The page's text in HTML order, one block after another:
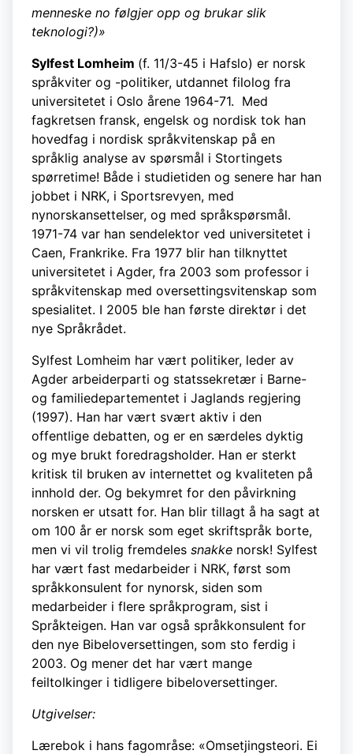
menneske no følgjer opp og brukar slik
teknologi?)»
Sylfest Lomheim (f. 11/3-45 i Hafslo) er norsk
språkviter og -politiker, utdannet filolog fra
universitetet i Oslo årene 1964-71. Med
fagkretsen fransk, engelsk og nordisk tok han
hovedfag i nordisk språkvitenskap på en
språklig analyse av spørsmål i Stortingets
spørretime! Både i studietiden og senere har han
jobbet i NRK, i Sportsrevyen, med
nynorskansettelser, og med språkspørsmål.
1971-74 var han sendelektor ved universitetet i
Caen, Frankrike. Fra 1977 blir han tilknyttet
universitetet i Agder, fra 2003 som professor i
språkvitenskap med oversettingsvitenskap som
spesialitet. I 2005 ble han første direktør i det
nye Språkrådet.
Sylfest Lomheim har vært politiker, leder av
Agder arbeiderparti og statssekretær i Barne-
og familiedepartementet i Jaglands regjering
(1997). Han har vært svært aktiv i den
offentlige debatten, og er en særdeles dyktig
og mye brukt foredragsholder. Han er sterkt
kritisk til bruken av internettet og kvaliteten på
innhold der. Og bekymret for den påvirkning
norsken er utsatt for. Han blir tillagt å ha sagt at
om 100 år er norsk som eget skriftspråk borte,
men vi vil trolig fremdeles snakke norsk! Sylfest
har vært fast medarbeider i NRK, først som
språkkonsulent for nynorsk, siden som
medarbeider i flere språkprogram, sist i
Språkteigen. Han var også språkkonsulent for
den nye Bibeloversettingen, som sto ferdig i
2003. Og mener det har vært mange
feiltolkinger i tidligere bibeloversettinger.
Utgivelser:
Lærebok i hans fagområse: «Omsetjingsteori. Ei